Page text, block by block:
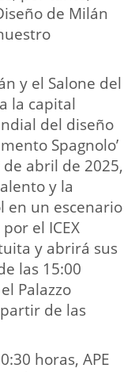
de Milán
y el Salone del
la capital
del diseño
Spagnolo’
abril de 2025,
y la
en un escenario
el ICEX
y abrirá sus
las 15:00
Palazzo
de las
horas, APE